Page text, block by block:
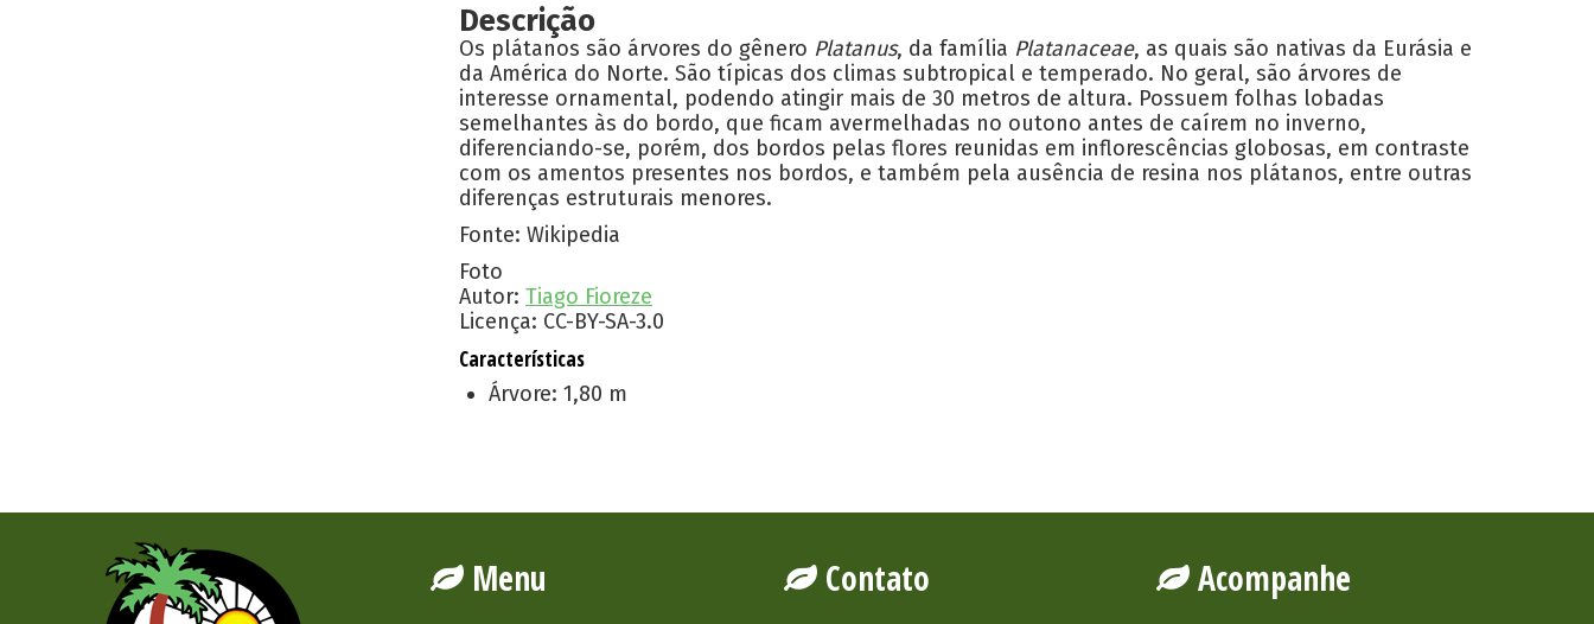
Descrição
Os plátanos são árvores do gênero Platanus, da família Platanaceae, as quais são nativas da Eurásia e
da América do Norte. São típicas dos climas subtropical e temperado. No geral, são árvores de
interesse ornamental, podendo atingir mais de 30 metros de altura. Possuem folhas lobadas
semelhantes às do bordo, que ficam avermelhadas no outono antes de caírem no inverno,
diferenciando-se, porém, dos bordos pelas flores reunidas em inflorescências globosas, em contraste
com os amentos presentes nos bordos, e também pela ausência de resina nos plátanos, entre outras
diferenças estruturais menores.
Fonte: Wikipedia
Foto
Autor: Tiago Fioreze
Licença: CC-BY-SA-3.0
Características
Árvore: 1,80 m
Menu Contato Acompanhe